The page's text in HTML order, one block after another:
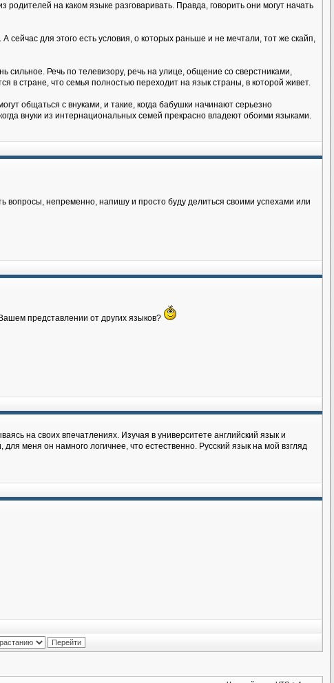
на каком языке разговаривать. Правда, говорить они могут начать
сейчас для этого есть условия, о которых раньше и не мечтали, тот же скайп,
Речь по телевизору, речь на улице, общение со сверстниками,
в стране, что семья полностью переходит на язык страны, в которой живет.
общаться с внуками, и такие, когда бабушки начинают серьезно
внуки из интернациональных семей прекрасно владеют обоими языками.
вопросы, непременно, напишу и просто буду делиться своими успехами или
представлении от других языков?
на своих впечатлениях. Изучая в университете английский язык и
меня он намного логичнее, что естественно. Русский язык на мой взгляд